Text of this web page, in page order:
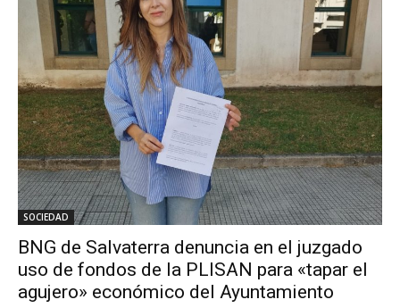
SOCIEDAD
BNG de Salvaterra denuncia en el juzgado
uso de fondos de la PLISAN para «tapar el
agujero» económico del Ayuntamiento